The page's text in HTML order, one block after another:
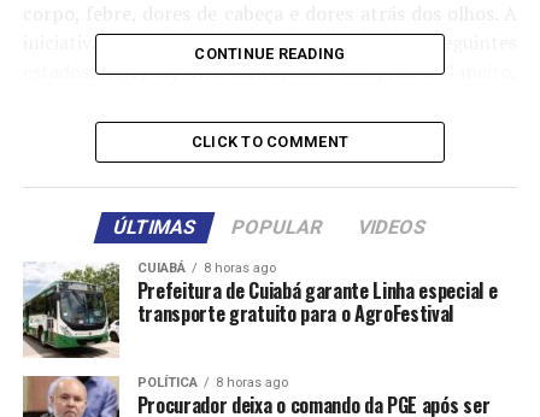
iniciativa, segundo a pasta, é direcionada aos seguintes
estados: Acre, Espírito Santo, São Paulo, Rio de Janeiro,
Goiás, Tocantins e ao Distrito Federal.
A campanha alerta ainda para a eliminação de
criadouros do mosquito Aedes aegypti e incentiva a
população a dedicar 10 minutos por semana para
controlar focos de reprodução do vetor. “A campanha é
parte de um esforço maior do governo federal para
reforçar a vigilância e a prevenção das arboviroses,
especialmente no período chuvoso”, destacou o
ministério em nota.
CONTINUE READING
CLICK TO COMMENT
ÚLTIMAS POPULAR VIDEOS
CUIABÁ 8 horas ago
Prefeitura de Cuiabá garante Linha especial e
transporte gratuito para o AgroFestival
POLÍTICA 8 horas ago
Procurador deixa o comando da PGE após ser